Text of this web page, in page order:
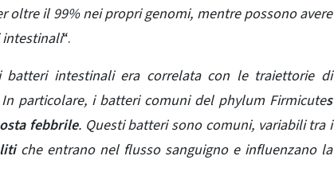
oltre il 99% nei propri genomi, mentre possono avere
“.
batteri intestinali era correlata con le traiettorie di
particolare, i batteri comuni del phylum Firmicutes
febbrile. Questi batteri sono comuni, variabili tra i
che entrano nel flusso sanguigno e influenzano la